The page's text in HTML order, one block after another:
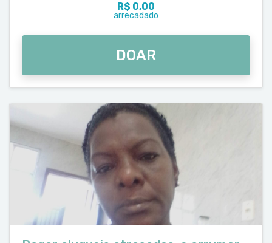
R$ 0,00
arrecadado
DOAR